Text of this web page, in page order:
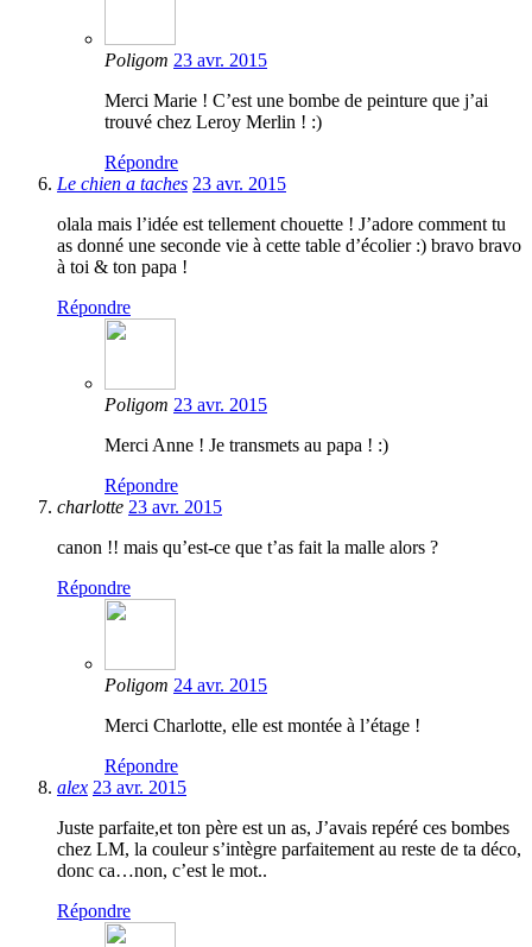
Poligom 23 avr. 2015
Merci Marie ! C’est une bombe de peinture que j’ai
trouvé chez Leroy Merlin ! :)
Répondre
Le chien a taches 23 avr. 2015
olala mais l’idée est tellement chouette ! J’adore comment tu
as donné une seconde vie à cette table d’écolier :) bravo bravo
à toi & ton papa !
Répondre
Poligom 23 avr. 2015
Merci Anne ! Je transmets au papa ! :)
Répondre
charlotte 23 avr. 2015
canon !! mais qu’est-ce que t’as fait la malle alors ?
Répondre
Poligom 24 avr. 2015
Merci Charlotte, elle est montée à l’étage !
Répondre
alex 23 avr. 2015
Juste parfaite,et ton père est un as, J’avais repéré ces bombes
chez LM, la couleur s’intègre parfaitement au reste de ta déco,
donc ca…non, c’est le mot..
Répondre